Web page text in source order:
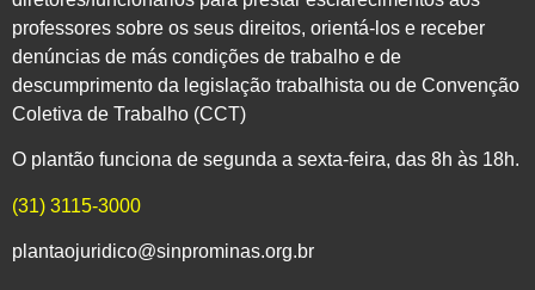
professores sobre os seus direitos, orientá-los e receber
denúncias de más condições de trabalho e de
descumprimento da legislação trabalhista ou de Convenção
Coletiva de Trabalho (CCT)
O plantão funciona de segunda a sexta-feira, das 8h às 18h.
(31) 3115-3000
plantaojuridico@sinprominas.org.br